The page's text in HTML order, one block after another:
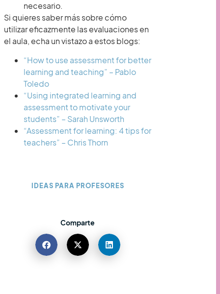
necesario.
Si quieres saber más sobre cómo
utilizar eficazmente las evaluaciones en
el aula, echa un vistazo a estos blogs:
“How to use assessment for better
learning and teaching” – Pablo
Toledo
“Using integrated learning and
assessment to motivate your
students” – Sarah Unsworth
“Assessment for learning: 4 tips for
teachers” – Chris Thorn
IDEAS PARA PROFESORES
Comparte